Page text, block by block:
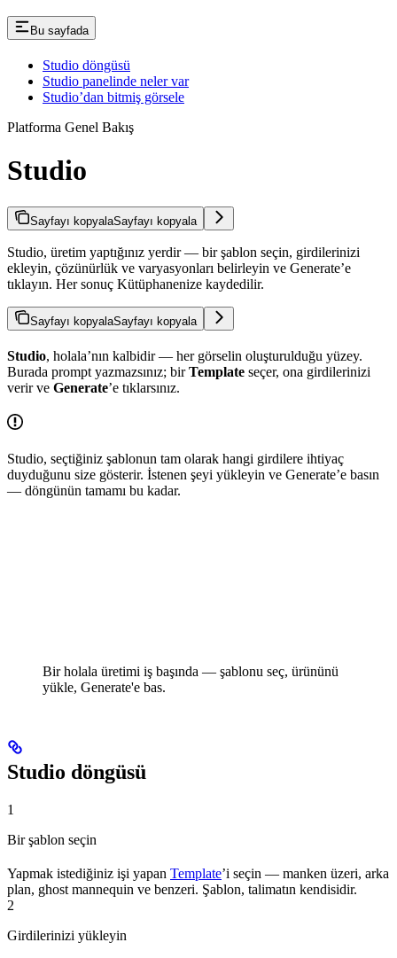
Bu sayfada
Studio döngüsü
Studio panelinde neler var
Studio’dan bitmiş görsele
Platforma Genel Bakış
Studio
Sayfayı kopyalaSayfayı kopyala
Studio, üretim yaptığınız yerdir — bir şablon seçin, girdilerinizi
ekleyin, çözünürlük ve varyasyonları belirleyin ve Generate’e
tıklayın. Her sonuç Kütüphanenize kaydedilir.
Sayfayı kopyalaSayfayı kopyala
Studio, holala’nın kalbidir — her görselin oluşturulduğu yüzey.
Burada prompt yazmazsınız; birTemplate seçer, ona girdilerinizi
verir ve Generate’e tıklarsınız.
Studio, seçtiğiniz şablonun tam olarak hangi girdilere ihtiyaç
duyduğunu size gösterir. İstenen şeyi yükleyin ve Generate’e basın
— döngünün tamamı bu kadar.
Bir holala üretimi iş başında — şablonu seç, ürününü
yükle, Generate'e bas.
Studio döngüsü
1
Bir şablon seçin
Yapmak istediğiniz işi yapan Template’i seçin — manken üzeri, arka
plan, ghost mannequin ve benzeri. Şablon, talimatın kendisidir.
2
Girdilerinizi yükleyin